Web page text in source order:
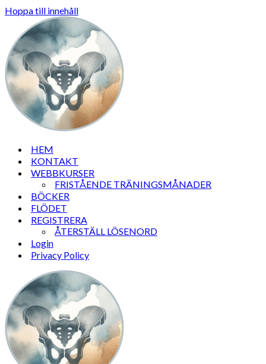
Hoppa till innehåll
HEM
KONTAKT
WEBBKURSER
FRISTÅENDE TRÄNINGSMÅNADER
BÖCKER
FLÖDET
REGISTRERA
ÅTERSTÄLL LÖSENORD
Login
Privacy Policy